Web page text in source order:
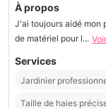
À propos
J'ai toujours aidé mon
de matériel pour l...
Services
Jardinier
Taille de haies